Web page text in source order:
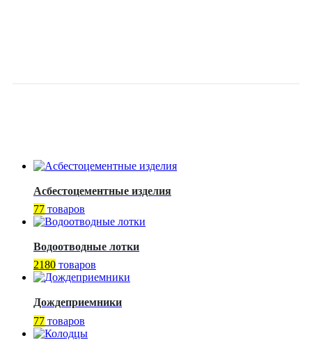
Асбестоцементные изделия
77 товаров
Водоотводные лотки
2180 товаров
Дождеприемники
77 товаров